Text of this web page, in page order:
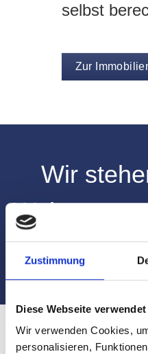
Zustimmung
Diese Webseite
Wir verwenden Cookies,
personalisieren,
selbst
Zur
Wir